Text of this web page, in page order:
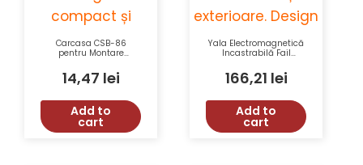
Carcasa CSB-86
pentru Montare
86x86x33 mm, Plastic
Alb Compozit
14,47 lei
Add to
cart
Yala Electromagnetică
Incastrabilă Fail
500Kg
166,21 lei
Add to
cart